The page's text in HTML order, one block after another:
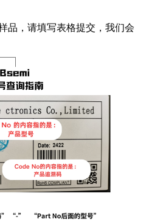
品，请填写表格提交，我们会